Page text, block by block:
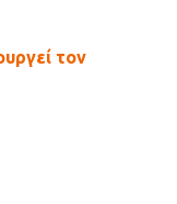
τον